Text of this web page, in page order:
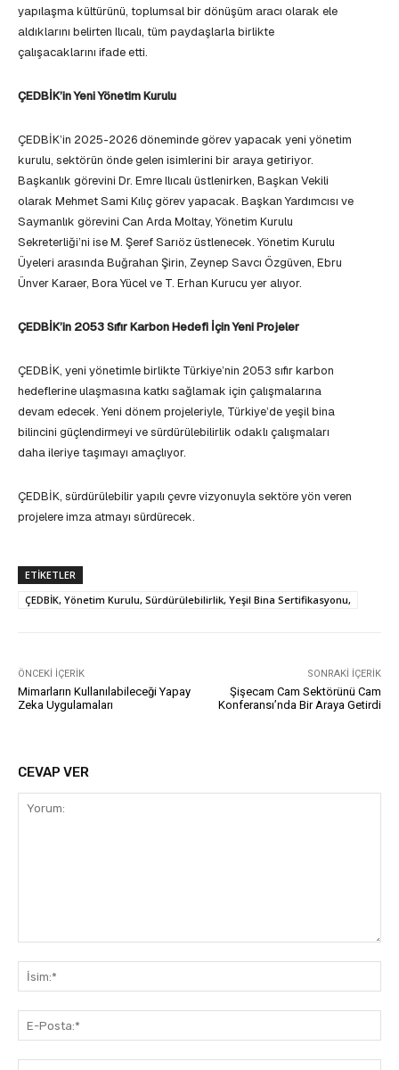
yapılaşma kültürünü, toplumsal bir dönüşüm aracı olarak ele
aldıklarını belirten Ilıcalı, tüm paydaşlarla birlikte
çalışacaklarını ifade etti.
ÇEDBİK’in Yeni Yönetim Kurulu
ÇEDBİK’in 2025-2026 döneminde görev yapacak yeni yönetim
kurulu, sektörün önde gelen isimlerini bir araya getiriyor.
Başkanlık görevini Dr. Emre Ilıcalı üstlenirken, Başkan Vekili
olarak Mehmet Sami Kılıç görev yapacak. Başkan Yardımcısı ve
Saymanlık görevini Can Arda Moltay, Yönetim Kurulu
Sekreterliği’ni ise M. Şeref Sarıöz üstlenecek. Yönetim Kurulu
Üyeleri arasında Buğrahan Şirin, Zeynep Savcı Özgüven, Ebru
Ünver Karaer, Bora Yücel ve T. Erhan Kurucu yer alıyor.
ÇEDBİK’in 2053 Sıfır Karbon Hedefi İçin Yeni Projeler
ÇEDBİK, yeni yönetimle birlikte Türkiye’nin 2053 sıfır karbon
hedeflerine ulaşmasına katkı sağlamak için çalışmalarına
devam edecek. Yeni dönem projeleriyle, Türkiye’de yeşil bina
bilincini güçlendirmeyi ve sürdürülebilirlik odaklı çalışmaları
daha ileriye taşımayı amaçlıyor.
ÇEDBİK, sürdürülebilir yapılı çevre vizyonuyla sektöre yön veren
projelere imza atmayı sürdürecek.
ETIKETLER
ÇEDBİK, Yönetim Kurulu, Sürdürülebilirlik, Yeşil Bina Sertifikasyonu,
ÖNCEKI İÇERIK
Mimarların Kullanılabileceği Yapay
Zeka Uygulamaları
SONRAKI İÇERIK
Şişecam Cam Sektörünü Cam
Konferansı’nda Bir Araya Getirdi
CEVAP VER